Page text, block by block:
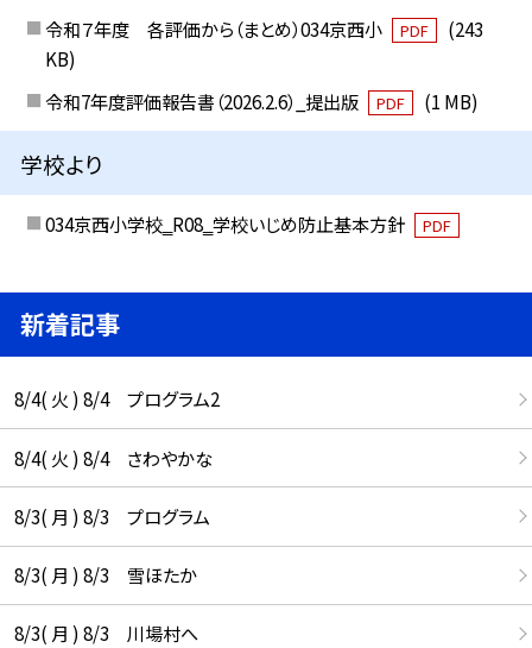
令和７年度 各評価から（まとめ）034京西小 PDF
(243
KB)
令和7年度評価報告書（2026.2.6）_提出版
PDF (1 MB)
学校より
034京西小学校‗R08‗学校いじめ防止基本方針 PDF
新着記事
8/4( 火 ) 8/4 プログラム2
8/4( 火 ) 8/4 さわやかな
8/3( 月 ) 8/3 プログラム
8/3( 月 ) 8/3 雪ほたか
8/3( 月 ) 8/3 川場村へ